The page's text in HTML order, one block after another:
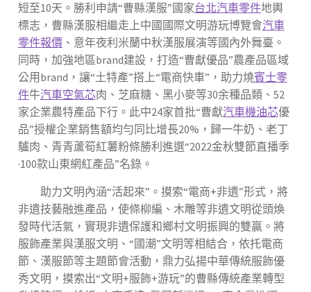
短至10天。勝利申請“曹縣漢服”國家台北汽車零件地輿
標志，曹縣漢服相繼走上中國國際文明游玩博覽會汽車
零件報價、意年夜利米蘭中秋漢服展演等國內外舞臺。
同時，加強地區brand建設，打造“曹獻優品”農產品區域
公用brand，讓“土特產”搭上“電商快車”，助力燒賓士零
件牛汽車空氣芯肉、芝麻糖、黑小麥等30余種品類、52
家企業農特產品下行。此中24家首批“曹獻汽車機油芯優
品”授權企業銷售額均勻同比增長20%，歸一牛奶、老丁
驢肉、青青蘆筍紅薯粉條勝利進選“2022金秋雙節直播季
·100款山東網紅產品”名錄。
助力文明內涵“活起來”。摸索“電商+非遺”形式，將
非遺技藝融進產品，使條柳編、木雕等非遺文明從頭煥
發時代活氣，實現非遺保護和鄉村文明振興的雙贏。將
服飾產業與漢服文明、“國潮”文明等相結合，依托電商
節、漢服節等主題節會活動，鼎力弘揚中華傳統服飾優
秀文明，摸索出“文明+服飾+游玩”的曹縣傳統產業轉型